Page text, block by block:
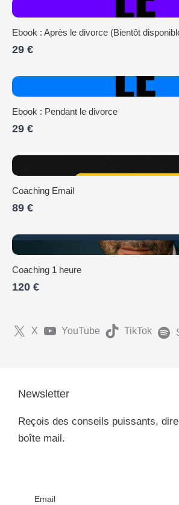
Ebook : Après le divorce (Bientôt
29 €
Ebook : Pendant le divorce
29 €
Coaching Email
89 €
Coaching 1 heure
120 €
X YouTube TikTok
Newsletter
Reçois des conseils puissants,
boîte mail.